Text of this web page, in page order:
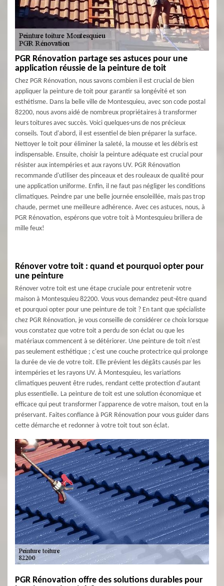
PGR Rénovation partage ses astuces pour une
application réussie de la peinture de toit
Chez PGR Rénovation, nous savons combien il est crucial de bien
appliquer la peinture de toit pour garantir sa longévité et son
esthétisme. Dans la belle ville de Montesquieu, avec son code postal
82200, nous avons aidé de nombreux propriétaires à transformer
leurs toitures avec succès. Voici quelques-uns de nos précieux
conseils. Tout d'abord, il est essentiel de bien préparer la surface.
Nettoyer le toit pour éliminer la saleté, la mousse et les débris est
indispensable. Ensuite, choisir la peinture adéquate est crucial pour
résister aux intempéries et aux rayons UV. PGR Rénovation
recommande d'utiliser des pinceaux et des rouleaux de qualité pour
une application uniforme. Enfin, il ne faut pas négliger les conditions
climatiques. Peindre par une belle journée ensoleillée, mais pas trop
chaude, permet une meilleure adhérence. Avec ces astuces, nous, à
PGR Rénovation, espérons que votre toit à Montesquieu brillera de
mille feux!
Rénover votre toit : quand et pourquoi opter pour
une peinture
Rénover votre toit est une étape cruciale pour entretenir votre
maison à Montesquieu 82200. Vous vous demandez peut-être quand
et pourquoi opter pour une peinture de toit ? En tant que spécialiste
chez PGR Rénovation, je vous conseille de considérer ce choix lorsque
vous constatez que votre toit a perdu de son éclat ou que les
matériaux commencent à se détériorer. Une peinture de toit n'est
pas seulement esthétique ; c'est une couche protectrice qui prolonge
la durée de vie de votre toit. Elle prévient les dégâts causés par les
intempéries et les rayons UV. À Montesquieu, les variations
climatiques peuvent être rudes, rendant cette protection d'autant
plus essentielle. La peinture de toit est une solution économique et
efficace qui peut transformer l'apparence de votre maison, tout en la
préservant. Faites confiance à PGR Rénovation pour vous guider dans
cette démarche et redonner à votre toit tout son éclat.
PGR Rénovation offre des solutions durables pour